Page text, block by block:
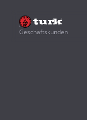
Geschäftskunden